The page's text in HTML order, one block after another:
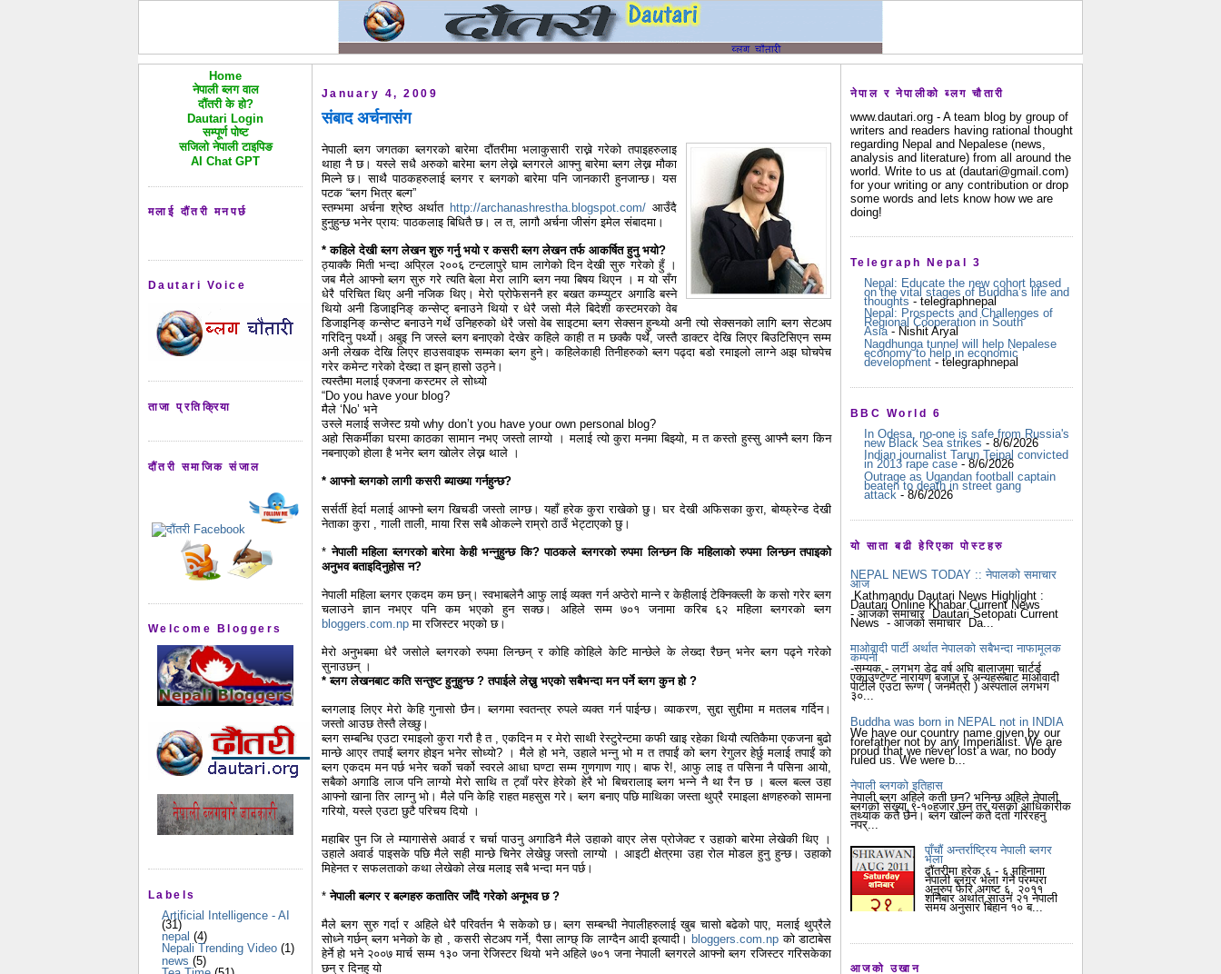
Home
नेपाली ब्लग वाल
दौंतरी के हो?
Dautari Login
सम्पूर्ण पोष्ट
सजिलो नेपाली टाइपिङ
AI Chat GPT
मलाई दौंतरी मनपर्छ
Dautari Voice
ताजा प्रतिक्रिया
दौंतरी समाजिक संजाल
Welcome Bloggers
Labels
Artificial Intelligence - AI
(31)
nepal (4)
Nepali Trending Video (1)
news (5)
January 4, 2009
संबाद अर्चनासंग
नेपाली ब्लग जगतका ब्लगरको बारेमा दौंतरीमा भलाकुसारी राख्ने गरेको तपाइहरुलाइ
थाहा नै छ। यस्ले सधै अरुको बारेमा ब्लग लेख्ने ब्लगरले आफ्नु बारेमा ब्लग लेख्न मौका
मिल्ने छ। साथै पाठकहरुलाई ब्लगर र ब्लगको बारेमा पनि जानकारी हुनजान्छ। यस
पटक “ब्लग भित्र बल्ग”
स्तम्भमा अर्चना श्रेष्ठ अर्थात http://archanashrestha.blogspot.com/ आउँदै
हुनुहुन्छ भनेर प्राय: पाठकलाइ बिधितै छ। ल त, लागौ अर्चना जीसंग इमेल संबादमा।
* कहिले देखी ब्लग लेखन शुरु गर्नु भयो र कसरी ब्लग लेखन तर्फ आकर्षित हुनु भयो?
ठ्याक्कै मिती भन्दा अप्रिल २००६ टन्टलापुरे घाम लागेको दिन देखी सुरु गरेको हुँ ।
जब मैले आफ्नो ब्लग सुरु गरे त्यति बेला मेरा लागि ब्लग नया बिषय थिएन । म यो सँग
धेरै परिचित थिए अनी नजिक थिए। मेरो प्रोफेसननै हर बखत कम्प्युटर अगाडि बस्ने
थियो अनी डिजाइनिङ् कन्सेप्ट् बनाउने थियो र धेरै जसो मैले बिदेशी कस्टमरको वेब
डिजाइनिङ् कन्सेप्ट बनाउने गर्थे उनिहरुको धेरै जसो वेब साइटमा ब्लग सेक्सन हुन्थ्यो अनी त्यो सेक्सनको लागि ब्लग सेटअप
गरिदिनु पर्थ्यो। अबुइ नि जस्ले ब्लग बनाएको देखेर कहिले काही त म छक्कै पर्थे, जस्तै डाक्टर देखि लिएर बिउटिसिएन सम्म
अनी लेखक देखि लिएर हाउसवाइफ सम्मका ब्लग हुने। कहिलेकाही तिनीहरुको ब्लग पढ्दा बडो रमाइलो लाग्ने अझ घोचपेच
गरेर कमेन्ट गरेको देख्दा त झन् हासो उठ्ने।
त्यस्तैमा मलाई एक्जना कस्टमर ले सोध्यो
“Do you have your blog?
मैले ‘No’ भने
उस्ले मलाई सजेस्ट गर्‍यो why don’t you have your own personal blog?
अहो सिकर्मीका घरमा काठका सामान नभए जस्तो लाग्यो । मलाई त्यो कुरा मनमा बिझ्यो, म त कस्तो हुस्सु आफ्नै ब्लग किन
नबनाएको होला है भनेर ब्लग खोलेर लेख्न थाले ।
* आफ्नो ब्लगको लागी कसरी ब्याख्या गर्नहुन्छ?
सर्सर्ती हेर्दा मलाई आफ्नो ब्लग खिचडी जस्तो लाग्छ। यहाँ हरेक कुरा राखेको छु। घर देखी अफिसका कुरा, बोय्फ्रेन्ड देखी
नेताका कुरा , गाली ताली, माया रिस सबै ओकल्ने राम्रो ठाउँ भेट्टाएको छु।
* नेपाली महिला ब्लगरको बारेमा केही भन्नुहुन्छ कि? पाठकले ब्लगरको रुपमा लिन्छन कि महिलाको रुपमा लिन्छन तपाइको
अनुभव बताइदिनुहोस न?
नेपाली महिला ब्लगर एकदम कम छन्। स्वभाबलेनै आफु लाई व्यक्त गर्न अप्ठेरो मान्ने र केहीलाई टेक्निक्ल्ली के कसो गरेर ब्लग
चलाउने ज्ञान नभएर पनि कम भएको हुन सक्छ। अहिले सम्म ७०१ जनामा करिब ६२ महिला ब्लगरको ब्लग
bloggers.com.np मा रजिस्टर भएको छ।
मेरो अनुभबमा धेरै जसोले ब्लगरको रुपमा लिन्छन् र कोहि कोहिले केटि मान्छेले के लेख्दा रैछन् भनेर ब्लग पढ्ने गरेको
सुनाउछन् ।
* ब्लग लेखनबाट कति सन्तुष्ट हुनुहुन्छ ? तपाईले लेख्नु भएको सबैभन्दा मन पर्ने ब्लग कुन हो ?
ब्लगलाइ लिएर मेरो केहि गुनासो छैन। ब्लगमा स्वतन्त्र रुपले व्यक्त गर्न पाईन्छ। व्याकरण, सुद्दा सुद्दीमा म मतलब गर्दिन।
जस्तो आउछ तेस्तै लेख्छु।
ब्लग सम्बन्धि एउटा रमाइलो कुरा गरौ है त , एकदिन म र मेरो साथी रेस्टुरेन्टमा कफी खाइ रहेका थियौ त्यतिकैमा एकजना बुढो
मान्छे आएर तपाईं ब्लगर होइन भनेर सोध्यो? । मैले हो भने, उहाले भन्नु भो म त तपाईं को ब्लग रेगुलर हेर्छु मलाई तपाईं को
ब्लग एकदम मन पर्छ भनेर चर्को चर्को स्वरले आधा घण्टा सम्म गुणगाण गाए। बाफ रे!, आफु लाइ त पसिना नै पसिना आयो,
सबैको अगाडि लाज पनि लाग्यो मेरो साथि त ट्वाँ परेर हेरेको हेरै भो बिचरालाइ ब्लग भन्ने नै था रैन छ । बल्ल बल्ल उहा
आफ्नो खाना तिर लाग्नु भो। मैले पनि केहि राहत महसुस गरे। ब्लग बनाए पछि माथिका जस्ता थुप्रै रमाइला क्षणहरुको सामना
गरियो, यस्ले एउटा छुटै परिचय दियो ।
महाबिर पुन जि ले म्यागासेसे अवार्ड र चर्चा पाउनु अगाडिनै मैले उहाको वाएर लेस प्रोजेक्ट र उहाको बारेमा लेखेकी थिए ।
उहाले अवार्ड पाइसके पछि मैले सही मान्छे चिनेर लेखेछु जस्तो लाग्यो । आइटी क्षेत्रमा उहा रोल मोडल हुनु हुन्छ। उहाको
मिहेनत र सफलताको कथा लेखेको लेख मलाइ सबै भन्दा मन पर्छ।
* नेपाली बल्गर र बल्गहरु कतातिर जाँदै गरेको अनूभव छ ?
मैले ब्लग सुरु गर्दा र अहिले धेरै परिवर्तन भै सकेको छ। ब्लग सम्बन्धी नेपालीहरुलाई खुब चासो बढेको पाए, मलाई थुप्रैले
सोध्ने गर्छन् ब्लग भनेको के हो , कसरी सेटअप गर्ने, पैसा लाग्छ् कि लाग्दैन आदी इत्यादी। bloggers.com.np को डाटाबेस
हेर्ने हो भने २००७ मार्च सम्म १३० जना रेजिस्टर थियो भने अहिले ७०१ जना नेपाली ब्लगरले आफ्नो ब्लग रजिस्टर गरिसकेका
छन् र दिनहु यो
नेपाल र नेपालीको ब्लग चौतारी
www.dautari.org - A team blog by group of
writers and readers having rational thought
regarding Nepal and Nepalese (news,
analysis and literature) from all around the
world. Write to us at (dautari@gmail.com)
for your writing or any contribution or drop
some words and lets know how we are
doing!
Telegraph Nepal 3
Nepal: Educate the new cohort based
on the vital stages of Buddha’s life and
thoughts - telegraphnepal
Nepal: Prospects and Challenges of
Regional Cooperation in South
Asia- Nishit Aryal
Nagdhunga tunnel will help Nepalese
economy to help in economic
development - telegraphnepal
BBC World 6
In Odesa, no-one is safe from Russia's
new Black Sea strikes - 8/6/2026
Indian journalist Tarun Tejpal convicted
in 2013 rape case - 8/6/2026
Outrage as Ugandan football captain
beaten to death in street gang
attack- 8/6/2026
यो साता बढी हेरिएका पोस्टहरु
NEPAL NEWS TODAY :: नेपालको समाचार
आज
Kathmandu Dautari News Highlight :
Dautari Online Khabar Current News
- आजको समाचार Dautari Setopati Current
News - आजको समाचार Da...
माओवादी पार्टी अर्थात नेपालको सबैभन्दा नाफामूलक
कम्पनी
-सम्यक - लगभग डेढ वर्ष अघि बालाजुमा चार्टर्ड
एकाउण्टेण्ट नारायण बजाज र अन्यहरूबाट माओवादी
पार्टीले एउटा रूग्ण ( जनमैत्री ) अस्पताल लगभग
३०...
Buddha was born in NEPAL not in INDIA
We have our country name given by our
forefather not by any Imperialist. We are
proud that we never lost a war, no body
ruled us. We were b...
नेपाली ब्लगको इतिहास
नेपाली ब्लग अहिले कती छन? भनिन्छ अहिले नेपाली
ब्लगको संख्या ९-१०हजार छन् तर यसको आधिकारीक
तथ्यांक कतै छैन। ब्लग खोल्न कतै दर्ता गरिरहनु
नपर्...
पाँचौं अन्तर्राष्ट्रिय नेपाली ब्लगर
भेला
दौंतरीमा हरेक ६ - ६ महिनामा
नेपाली ब्लगर भेला गर्ने परम्परा
अनुरुप फेरि अगष्ट ६, २०११
शनिबार अर्थात् साउन २१ नेपाली
समय अनुसार बिहान १० ब...
आजको उखान